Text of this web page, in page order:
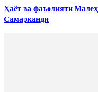
Ҳаёт ва фаъолияти
Самарканди